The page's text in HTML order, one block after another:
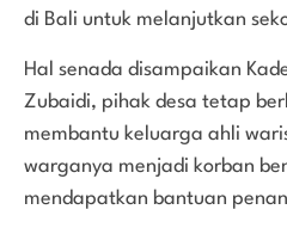
di Bali untuk melanjutkan
Hal senada disampaikan
Zubaidi, pihak desa tetap
membantu keluarga ahli
warganya menjadi korban
mendapatkan bantuan